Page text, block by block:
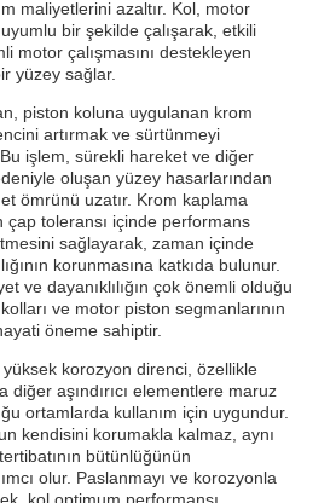
maliyetlerini azaltır. Kol, motor
bir şekilde çalışarak, etkili
motor çalışmasını destekleyen
yüzey sağlar.
piston koluna uygulanan krom
artırmak ve sürtünmeyi
işlem, sürekli hareket ve diğer
oluşan yüzey hasarlarından
ömrünü uzatır. Krom kaplama
çap toleransı içinde performans
sağlayarak, zaman içinde
korunmasına katkıda bulunur.
ve dayanıklılığın çok önemli olduğu
ve motor piston segmanlarının
öneme sahiptir.
korozyon direnci, özellikle
diğer aşındırıcı elementlere maruz
ortamlarda kullanım için uygundur.
kendisini korumakla kalmaz, aynı
bütünlüğünün
olur. Paslanmayı ve korozyonla